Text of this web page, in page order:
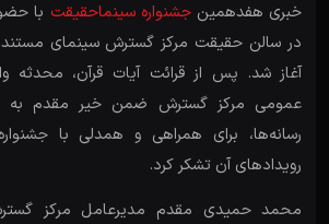
خبری هفدهمینجشنواره سینماحقیقت با
در سالن حقیقت مرکز گسترش سینمای
آغاز شد. پس از قرائت آیات قرآن، محدثه
عمومی مرکز گسترش ضمن خیر مقدم به
رسانه‌ها، برای همراهی و همدلی با
رویدادهای آن تشکر کرد.
محمد حمیدی مقدم مدیرعامل مرکز